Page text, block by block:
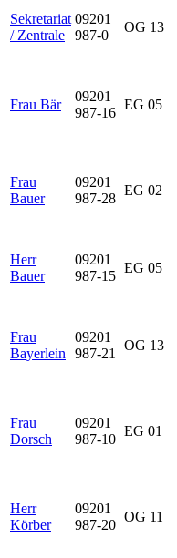
Sekretariat
/ Zentrale
09201
987-0
OG 13
Frau Bär
09201
987-16
EG 05
Frau
Bauer
09201
987-28
EG 02
Herr
Bauer
09201
987-15
EG 05
Frau
Bayerlein
09201
987-21
OG 13
Frau
Dorsch
09201
987-10
EG 01
Herr
Körber
09201
987-20
OG 11